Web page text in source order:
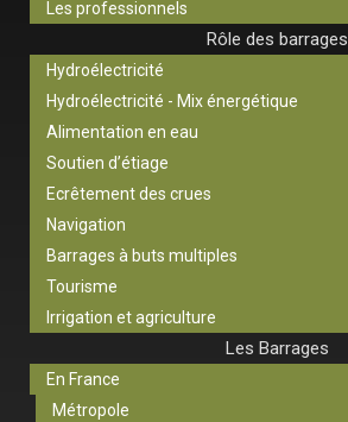
Les professionnels
Rôle des barrages
Hydroélectricité
Hydroélectricité - Mix énergétique
Alimentation en eau
Soutien d’étiage
Ecrêtement des crues
Navigation
Barrages à buts multiples
Tourisme
Irrigation et agriculture
Les Barrages
En France
Métropole